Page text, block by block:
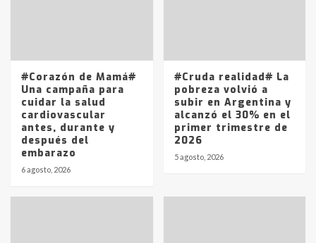
#Corazón de Mamá#
Una campaña para
cuidar la salud
cardiovascular
antes, durante y
después del
embarazo
6 agosto, 2026
#Cruda realidad# La
pobreza volvió a
subir en Argentina y
alcanzó el 30% en el
primer trimestre de
2026
5 agosto, 2026